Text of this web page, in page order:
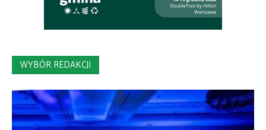
WYBÓR REDAKCJI